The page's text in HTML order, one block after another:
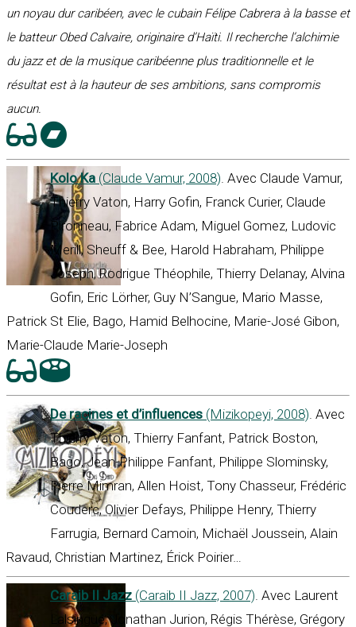
un noyau dur caribéen, avec le cubain Félipe Cabrera à la basse et
le batteur Obed Calvaire, originaire d’Haïti. Il recherche l’alchimie
du jazz et de la musique caribéenne plus traditionnelle et le
résultat est à la hauteur de ses ambitions, sans compromis
aucun.
Kolo Ka (Claude Vamur, 2008). Avec Claude Vamur,
Thierry Vaton, Harry Gofin, Franck Curier, Claude
Pironneau, Fabrice Adam, Miguel Gomez, Ludovic
Merill, Sheuff & Bee, Harold Habraham, Philippe
Joseph, Rodrigue Théophile, Thierry Delanay, Alvina
Gofin, Eric Lörher, Guy N’Sangue, Mario Masse,
Patrick St Elie, Bago, Hamid Belhocine, Marie-José Gibon,
Marie-Claude Marie-Joseph
De racines et d’influences (Mizikopeyi, 2008). Avec
Thierry Vaton, Thierry Fanfant, Patrick Boston,
Bago, Jean-Philippe Fanfant, Philippe Slominsky,
Pierre Mimran, Allen Hoist, Tony Chasseur, Frédéric
Couderc, Olivier Defays, Philippe Henry, Thierry
Farrugia, Bernard Camoin, Michaël Joussein, Alain
Ravaud, Christian Martinez, Érick Poirier…
Caraib II Jazz (Caraib II Jazz, 2007). Avec Laurent
Lalsingué, Jonathan Jurion, Régis Thérèse, Grégory